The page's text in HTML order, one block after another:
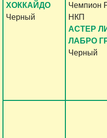
ХОККАЙДО
Черный
Чемпион
НКП
АСТЕР
ЛАБРО
Черный